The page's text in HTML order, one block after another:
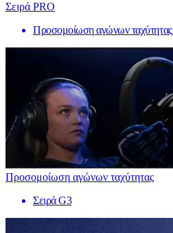
Σειρά PRO
Προσομοίωση αγώνων ταχύτητας
Προσομοίωση αγώνων ταχύτητας
Σειρά G3